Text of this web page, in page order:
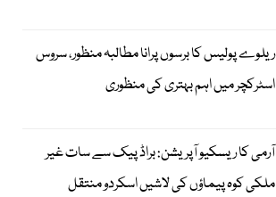
ریلوے پولیس کا برسوں پرانا مطالبہ منظور، سروس
اسٹرکچر میں اہم بہتری کی منظوری
آرمی کا ریسکیو آپریشن: براڈ پیک سے سات غیر
ملکی کوہ پیماؤں کی لاشیں اسکردو منتقل